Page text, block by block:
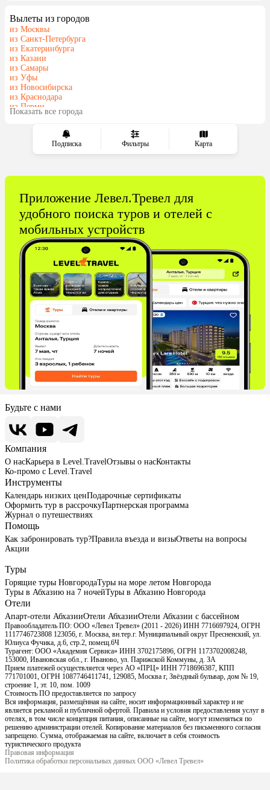
Подписка Фильтры Карта
Беларусь
Шри-Ланка
Азербайджан
Катар
Гонконг
Таджикистан
Вылеты из городов
из Москвы
из Санкт-Петербурга
из Екатеринбурга
из Казани
из Самары
из Уфы
из Новосибирска
из Краснодара
из Перми
из Челябинска
Показать все города
Приложение Левел.Тревел для
удобного поиска туров и отелей с
мобильных устройств
Будьте с нами
Компания
О насКарьера в Level.TravelОтзывы о насКонтакты
Ко-промо с Level.Travel
Инструменты
Календарь низких ценПодарочные сертификаты
Оформить тур в рассрочкуПартнерская программа
Журнал о путешествиях
Помощь
Как забронировать тур?Правила въезда и визыОтветы на вопросы
Акции
Туры
Горящие туры НовгородаТуры на море летом Новгорода
Туры в Абхазию на 7 ночейТуры в Абхазию Новгорода
Отели
Апарт-отели АбхазииОтели АбхазииОтели Абхазии с бассейном
Правообладатель ПО: ООО «Левел Тревел» (2011 - 2026) ИНН 7716697924, ОГРН
1117746723808 123056, г. Москва, вн.тер.г. Муниципальный округ Пресненский, ул.
Юлиуса Фучика, д.6, стр.2, помещ.6Ч
Турагент: ООО «Академия Сервиса» ИНН 3702175896, ОГРН 1173702008248,
153000, Ивановская обл., г. Иваново, ул. Парижской Коммуны, д. ЗА
Прием платежей осуществляется через АО «ПРЦ» ИНН 7718696387, КПП
771701001, ОГРН 1087746411741, 129085, Москва г, Звёздный бульвар, дом № 19,
строение 1, эт. 10, пом. 1009
Стоимость ПО предоставляется по запросу
Вся информация, размещённая на сайте, носит информационный характер и не
является рекламой и публичной офертой. Правила и условия предоставления услуг в
отелях, в том числе концепция питания, описанные на сайте, могут изменяться по
решению администрации отелей. Копирование материалов без письменного согласия
запрещено. Сумма, отображаемая на сайте, включает в себя стоимость
туристического продукта
Правовая информация
Политика обработки персональных данных ООО «Левел Тревел»